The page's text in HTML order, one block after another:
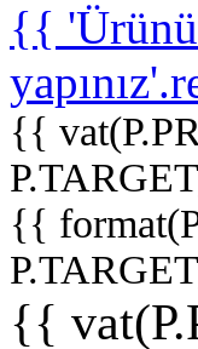
{{
{{
{{
{{